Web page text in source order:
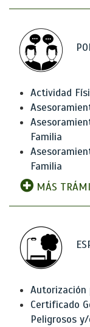
Actividad
Familia
Familia
MÁS
Autorización
Certificado
Peligrosos